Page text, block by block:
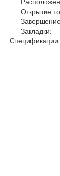
Открытие
Закладки:
Спецификации